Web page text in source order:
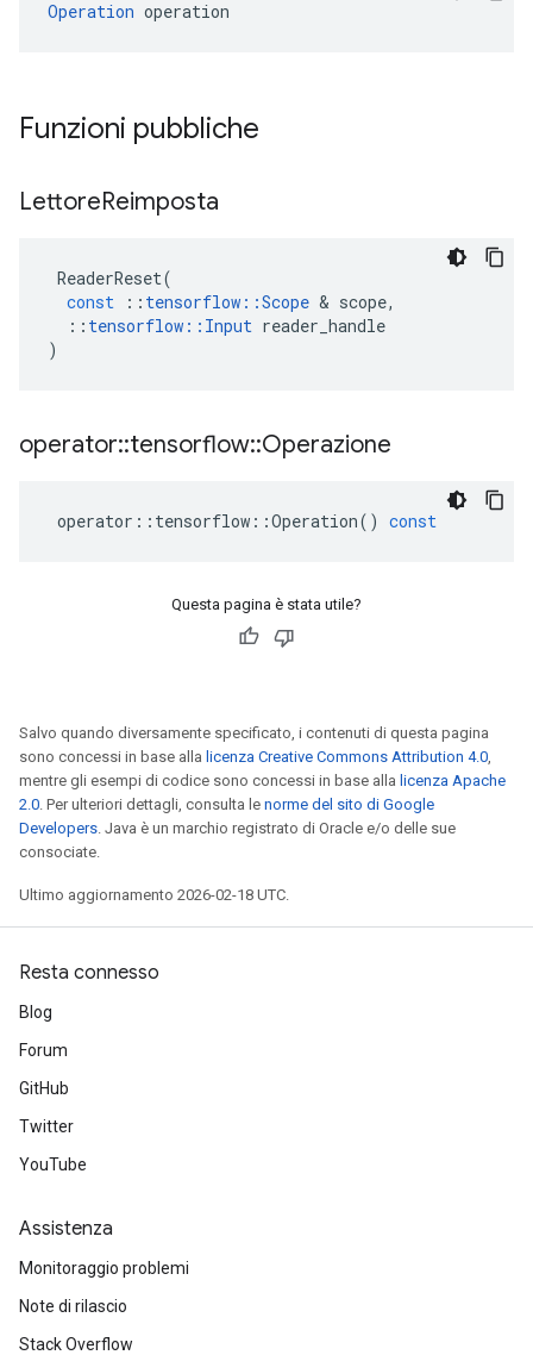
Operation operation
Funzioni pubbliche
LettoreReimposta
ReaderReset(
const
:: tensorflow ::Scope & scope,
:: tensorflow :: Input reader_handle
)
operator::tensorflow::Operazione
operator :: tensorflow ::Operation() const
Questa pagina è stata utile?
Salvo quando diversamente specificato, i contenuti di questa pagina
sono concessi in base alla licenza Creative Commons Attribution 4.0,
mentre gli esempi di codice sono concessi in base alla licenza Apache
2.0. Per ulteriori dettagli, consulta le norme del sito di Google
Developers. Java è un marchio registrato di Oracle e/o delle sue
consociate.
Ultimo aggiornamento 2026-02-18 UTC.
Resta connesso
Blog
Forum
GitHub
Twitter
YouTube
Assistenza
Monitoraggio problemi
Note di rilascio
Stack Overflow